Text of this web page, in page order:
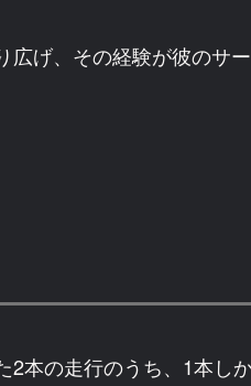
げ、その経験が彼のサ
本の走行のうち、1本し